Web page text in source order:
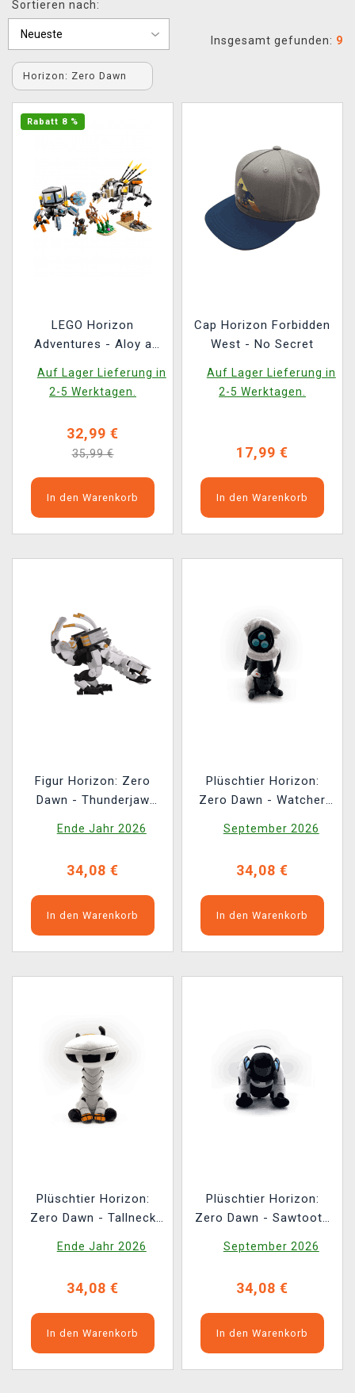
XZONE CLUB
Sortieren nach:
Insgesamt gefunden: 9
Horizon: Zero Dawn
Rabatt 8 %
LEGO Horizon
Adventures - Aloy a
Sawtooth
Auf Lager Lieferung in
2-5 Werktagen.
32,99 €
35,99 €
In den Warenkorb
Cap Horizon Forbidden
West - No Secret
Auf Lager Lieferung in
2-5 Werktagen.
17,99 €
In den Warenkorb
Figur Horizon: Zero
Dawn - Thunderjaw
Dawn 2)
Ende Jahr 2026
34,08 €
In den Warenkorb
Plüschtier Horizon:
Zero Dawn - Watcher
September 2026
34,08 €
In den Warenkorb
Plüschtier Horizon:
Zero Dawn - Tallneck
Ende Jahr 2026
34,08 €
In den Warenkorb
Plüschtier Horizon:
Zero Dawn - Sawtooth
September 2026
34,08 €
In den Warenkorb